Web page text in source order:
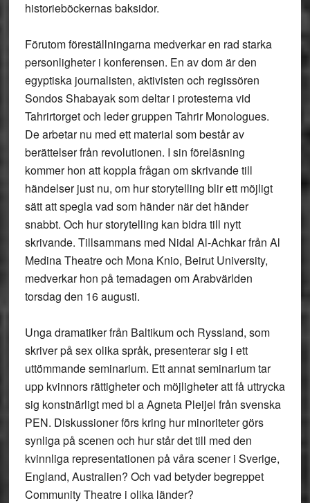
historieböckernas baksidor.
Förutom föreställningarna medverkar en rad starka
personligheter i konferensen. En av dom är den
egyptiska journalisten, aktivisten och regissören
Sondos Shabayak som deltar i protesterna vid
Tahrirtorget och leder gruppen Tahrir Monologues.
De arbetar nu med ett material som består av
berättelser från revolutionen. I sin föreläsning
kommer hon att koppla frågan om skrivande till
händelser just nu, om hur storytelling blir ett möjligt
sätt att spegla vad som händer när det händer
snabbt. Och hur storytelling kan bidra till nytt
skrivande. Tillsammans med Nidal Al-Achkar från Al
Medina Theatre och Mona Knio, Beirut University,
medverkar hon på temadagen om Arabvärlden
torsdag den 16 augusti.
Unga dramatiker från Baltikum och Ryssland, som
skriver på sex olika språk, presenterar sig i ett
uttömmande seminarium. Ett annat seminarium tar
upp kvinnors rättigheter och möjligheter att få uttrycka
sig konstnärligt med bl a Agneta Pleijel från svenska
PEN. Diskussioner förs kring hur minoriteter görs
synliga på scenen och hur står det till med den
kvinnliga representationen på våra scener i Sverige,
England, Australien? Och vad betyder begreppet
Community Theatre i olika länder?